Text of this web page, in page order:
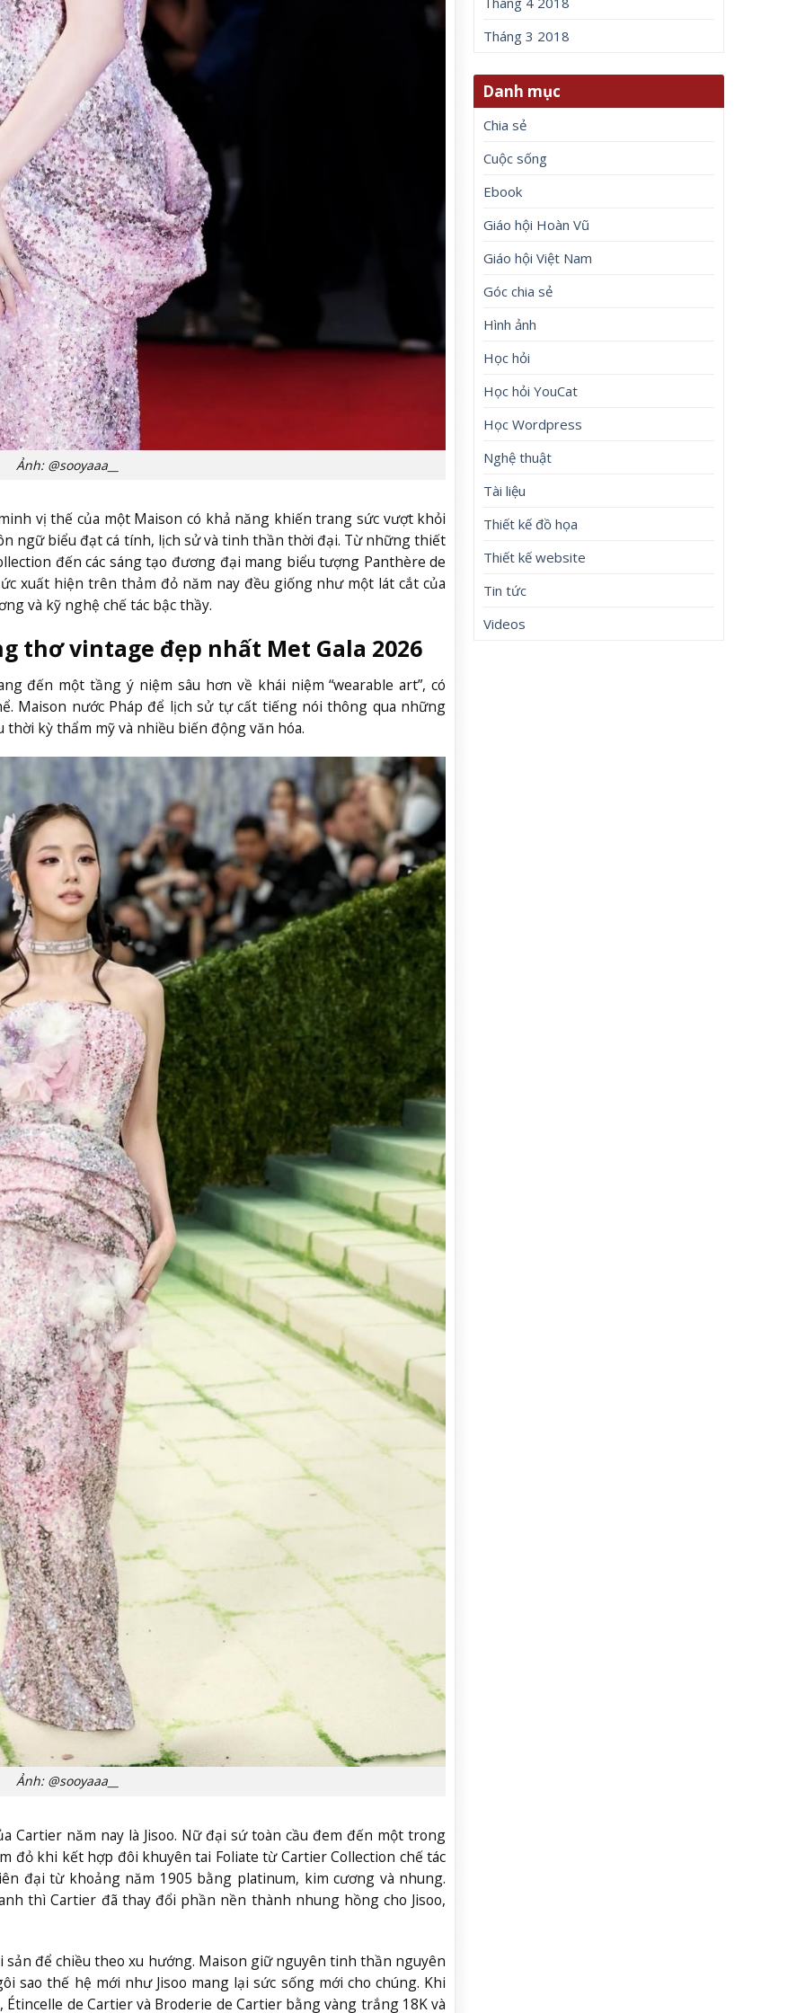
Ảnh: @sooyaaa__
vị thế của một Maison có khả năng khiến trang sức vượt khỏi
ngữ biểu đạt cá tính, lịch sử và tinh thần thời đại. Từ những thiết
đến các sáng tạo đương đại mang biểu tượng Panthère de
xuất hiện trên thảm đỏ năm nay đều giống như một lát cắt của
và kỹ nghệ chế tác bậc thầy.
thơ vintage đẹp nhất Met Gala 2026
đến một tầng ý niệm sâu hơn về khái niệm “wearable art”, có
Maison nước Pháp để lịch sử tự cất tiếng nói thông qua những
kỳ thẩm mỹ và nhiều biến động văn hóa.
Ảnh: @sooyaaa__
Cartier năm nay là Jisoo. Nữ đại sứ toàn cầu đem đến một trong
khi kết hợp đôi khuyên tai Foliate từ Cartier Collection chế tác
đại từ khoảng năm 1905 bằng platinum, kim cương và nhung.
thì Cartier đã thay đổi phần nền thành nhung hồng cho Jisoo,
sản để chiều theo xu hướng. Maison giữ nguyên tinh thần nguyên
sao thế hệ mới như Jisoo mang lại sức sống mới cho chúng. Khi
de Cartier và Broderie de Cartier bằng vàng trắng 18K và
Tháng 3 2018
Danh mục
Chia sẻ
Cuộc sống
Ebook
Giáo hội Hoàn Vũ
Giáo hội Việt Nam
Góc chia sẻ
Hình ảnh
Học hỏi
Học hỏi YouCat
Học Wordpress
Nghệ thuật
Tài liệu
Thiết kế đồ họa
Thiết kế website
Tin tức
Videos